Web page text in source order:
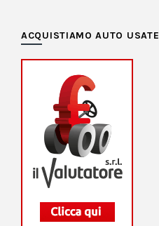
ACQUISTIAMO AUTO USATE